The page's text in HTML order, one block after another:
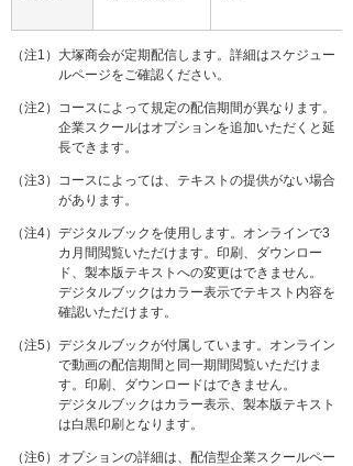
（注1）大塚商会が定期配信します。詳細はスケジュー
ルページをご確認ください。
（注2）コースによって規定の配信期間が異なります。
企業スクールはオプションを追加いただくと延
長できます。
（注3）コースによっては、テキストの提供がない場合
があります。
（注4）デジタルブックを使用します。オンラインで3
カ月間閲覧いただけます。印刷、ダウンロー
ド、製本版テキストへの変更はできません。
デジタルブックはカラー表示でテキスト内容を
確認いただけます。
（注5）デジタルブックが付属しています。オンライン
で動画の配信期間と同一期間閲覧いただけま
す。印刷、ダウンロードはできません。
デジタルブックはカラー表示、製本版テキスト
は白黒印刷となります。
（注6）オプションの詳細は、配信型企業スクールペー